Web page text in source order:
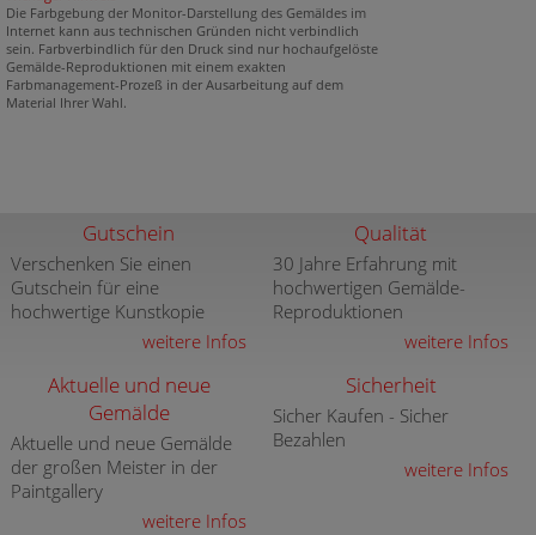
Die Farbgebung der Monitor-Darstellung des Gemäldes im
Internet kann aus technischen Gründen nicht verbindlich
sein. Farbverbindlich für den Druck sind nur hochaufgelöste
Gemälde-Reproduktionen mit einem exakten
Farbmanagement-Prozeß in der Ausarbeitung auf dem
Material Ihrer Wahl.
Gutschein
Verschenken Sie einen
Gutschein für eine
hochwertige Kunstkopie
weitere Infos
Qualität
30 Jahre Erfahrung mit
hochwertigen Gemälde-
Reproduktionen
weitere Infos
Aktuelle und neue
Gemälde
Aktuelle und neue Gemälde
der großen Meister in der
Paintgallery
weitere Infos
Sicherheit
Sicher Kaufen - Sicher
Bezahlen
weitere Infos